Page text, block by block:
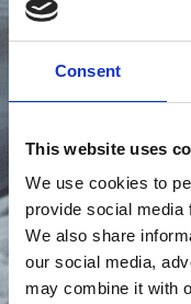
Consent
This website uses
We use cookies to
provide social media
We also share
our social media,
may combine it with